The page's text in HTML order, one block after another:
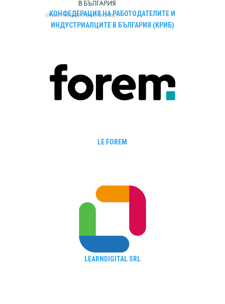
КОНФЕДЕРАЦИЯ НА РАБОТОДАТЕЛИТЕ И
ИНДУСТРИАЛЦИТЕ В БЪЛГАРИЯ (КРИБ)
LE FOREM
LEARNDIGITAL SRL